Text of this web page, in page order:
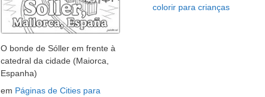
O bonde de Sóller em frente à
catedral da cidade (Maiorca,
Espanha)
em Páginas de Cities para
colorir para crianças